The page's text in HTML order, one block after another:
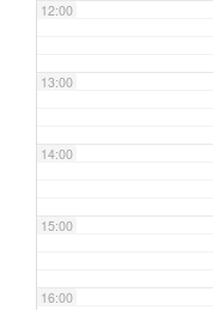
12:00
13:00
14:00
15:00
16:00